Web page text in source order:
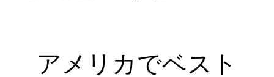
アメリカでベスト